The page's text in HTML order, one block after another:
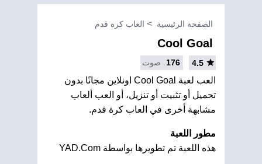
الصفحة الرئيسية العاب كرة قدم
Cool Goal
4.5
176 صوت
العب لعبة Cool Goal اونلاين مجانًا بدون
تحميل أو تثبيت أو تنزيل، أو العب ألعاب
مشابهة أخرى في العاب كرة قدم.
مطور اللعبة
هذه اللعبة تم تطويرها بواسطة YAD.Com